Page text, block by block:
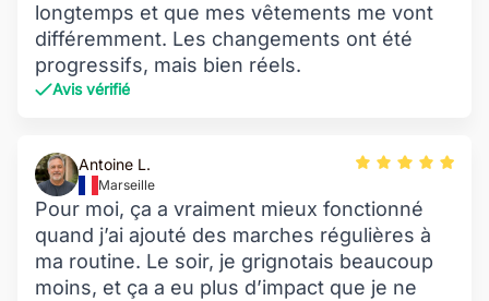
longtemps et que mes vêtements me vont
différemment. Les changements ont été
progressifs, mais bien réels.
Avis vérifié
Antoine L.
Marseille
Pour moi, ça a vraiment mieux fonctionné
quand j’ai ajouté des marches régulières à
ma routine. Le soir, je grignotais beaucoup
moins, et ça a eu plus d’impact que je ne